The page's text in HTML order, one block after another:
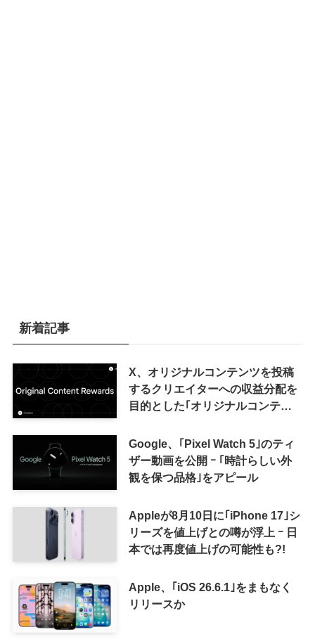
新着記事
X、オリジナルコンテンツを投稿
するクリエイターへの収益分配を
目的とした｢オリジナルコンテン
来の｢収益分配｣は廃止
Google、｢Pixel Watch 5｣のティ
ザー動画を公開 ｰ ｢時計らしい外
観を保つ品格｣をアピール
Appleが8月10日に｢iPhone 17｣シ
リーズを値上げとの噂が浮上 ｰ 日
本では再度値上げの可能性も?!
Apple、｢iOS 26.6.1｣をまもなく
リリースか